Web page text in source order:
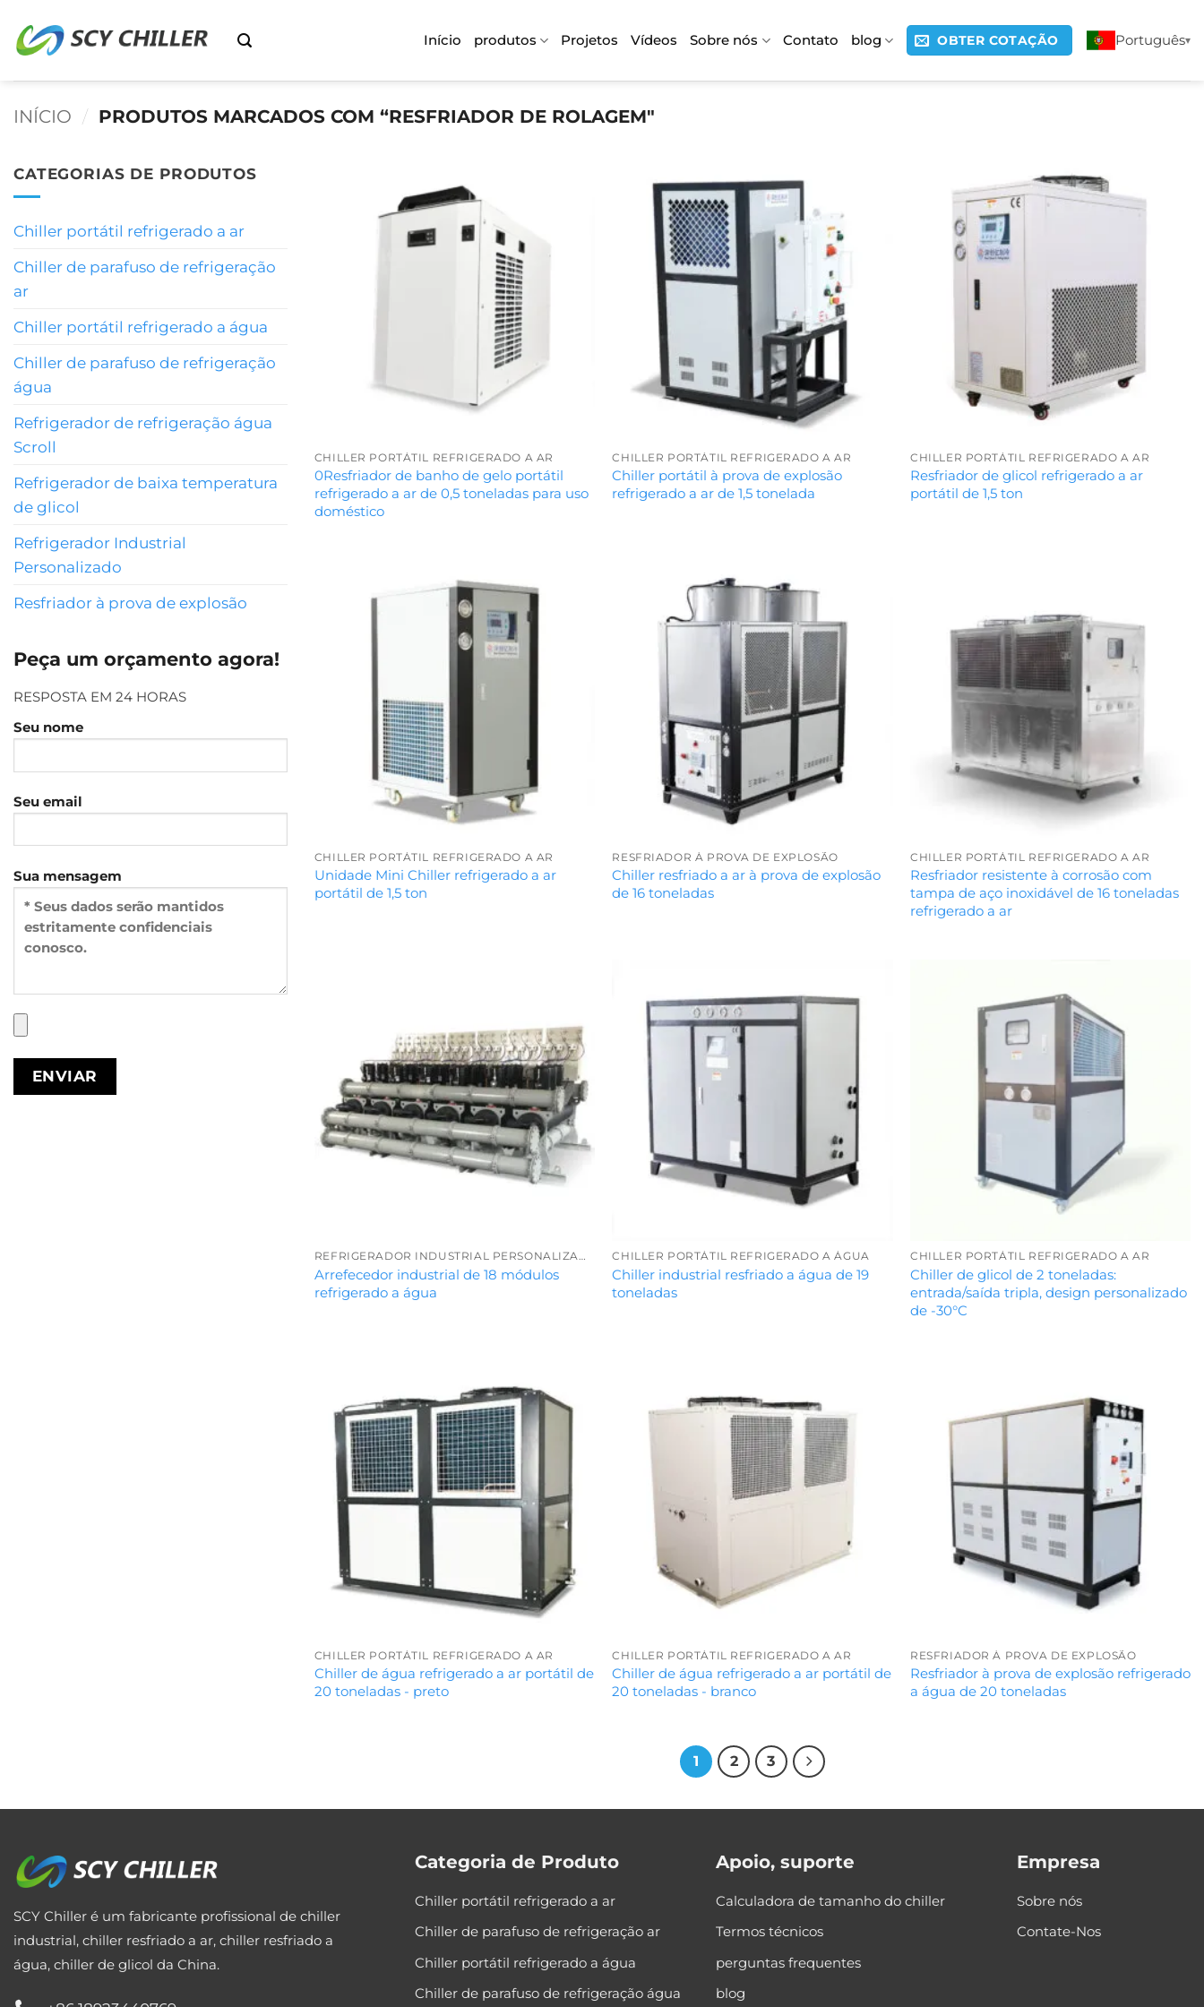
para
conteúdo
Início produtos Projetos Vídeos Sobre nós Contato blog OBTER COTAÇÃO Português
INÍCIO / PRODUTOS MARCADOS COM “RESFRIADOR DE ROLAGEM"
CATEGORIAS DE PRODUTOS
Chiller portátil refrigerado a ar
Chiller de parafuso de refrigeração
ar
Chiller portátil refrigerado a água
Chiller de parafuso de refrigeração
água
Refrigerador de refrigeração água
Scroll
Refrigerador de baixa temperatura
de glicol
Refrigerador Industrial
Personalizado
Resfriador à prova de explosão
Peça um orçamento agora!
RESPOSTA EM 24 HORAS
Seu nome
Seu email
Sua mensagem
CHILLER PORTÁTIL REFRIGERADO A AR
0Resfriador de banho de gelo portátil
refrigerado a ar de 0,5 toneladas para uso
doméstico
CHILLER PORTÁTIL REFRIGERADO A AR
Chiller portátil à prova de explosão
refrigerado a ar de 1,5 tonelada
CHILLER PORTÁTIL REFRIGERADO A AR
Resfriador de glicol refrigerado a ar
portátil de 1,5 ton
CHILLER PORTÁTIL REFRIGERADO A AR
Unidade Mini Chiller refrigerado a ar
portátil de 1,5 ton
RESFRIADOR À PROVA DE EXPLOSÃO
Chiller resfriado a ar à prova de explosão
de 16 toneladas
CHILLER PORTÁTIL REFRIGERADO A AR
Resfriador resistente à corrosão com
tampa de aço inoxidável de 16 toneladas
refrigerado a ar
REFRIGERADOR INDUSTRIAL PERSONALIZADO
Arrefecedor industrial de 18 módulos
refrigerado a água
CHILLER PORTÁTIL REFRIGERADO A ÁGUA
Chiller industrial resfriado a água de 19
toneladas
CHILLER PORTÁTIL REFRIGERADO A AR
Chiller de glicol de 2 toneladas:
entrada/saída tripla, design personalizado
de -30°C
CHILLER PORTÁTIL REFRIGERADO A AR
Chiller de água refrigerado a ar portátil de
20 toneladas - preto
CHILLER PORTÁTIL REFRIGERADO A AR
Chiller de água refrigerado a ar portátil de
20 toneladas - branco
RESFRIADOR À PROVA DE EXPLOSÃO
Resfriador à prova de explosão refrigerado
a água de 20 toneladas
1 2 3
SCY Chiller é um fabricante profissional de chiller
industrial, chiller resfriado a ar, chiller resfriado a
água, chiller de glicol da China.
Categoria de Produto
Chiller portátil refrigerado a ar
Chiller de parafuso de refrigeração ar
Chiller portátil refrigerado a água
Chiller de parafuso de refrigeração água
Apoio, suporte
Calculadora de tamanho do chiller
Termos técnicos
perguntas frequentes
blog
Empresa
Sobre nós
Contate-Nos